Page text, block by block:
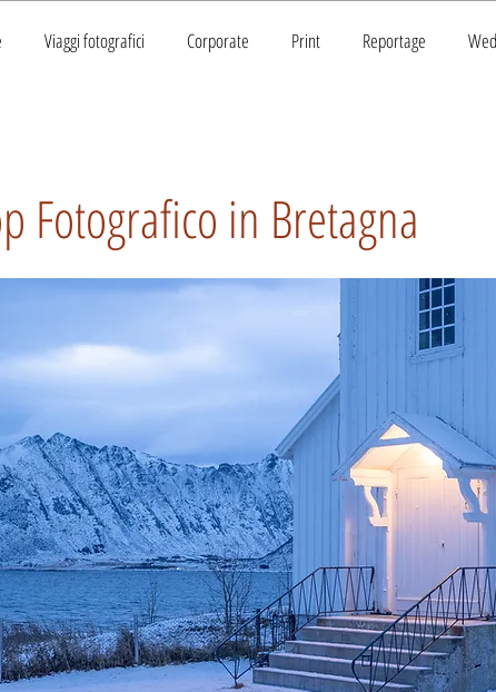
Viaggi fotografici Corporate Print Reportage
Fotografico in Bretagna